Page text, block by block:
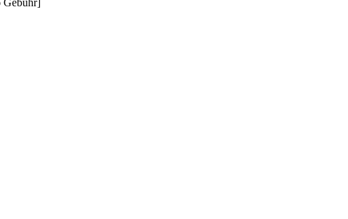
Gebühr]